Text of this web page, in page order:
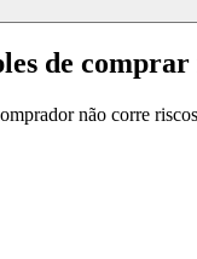
de comprar
não corre